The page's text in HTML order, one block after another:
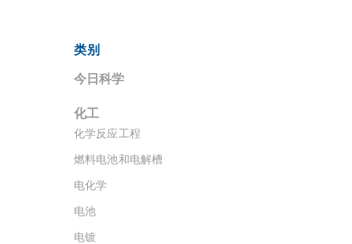
类别
今日科学
化工
化学反应工程
燃料电池和电解槽
电化学
电池
电镀